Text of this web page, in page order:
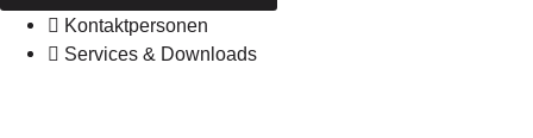
Kontaktpersonen
Services & Downloads